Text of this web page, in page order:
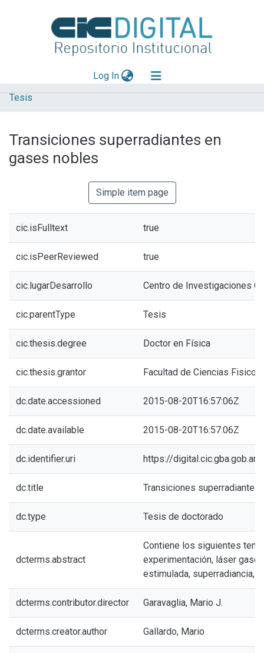
Log In(current)
Explorar
Aportar material
Statistics
Tesis
Transiciones superradiantes en
gases nobles
Simple item page
cic.isFulltext true
cic.isPeerReviewed true
cic.lugarDesarrollo Centro de Investigaciones
cic.parentType Tesis
cic.thesis.degree Doctor en Física
cic.thesis.grantor Facultad de Ciencias
dc.date.accessioned 2015-08-20T16:57:06Z
dc.date.available 2015-08-20T16:57:06Z
dc.identifier.uri https://
dc.title Transiciones superradiantes
dc.type Tesis de doctorado
dcterms.abstract
Contiene los siguientes
experimentación, láser
estimulada, superradiancia,
dcterms.contributor.director Garavaglia, Mario J.
dcterms.creator.author Gallardo, Mario